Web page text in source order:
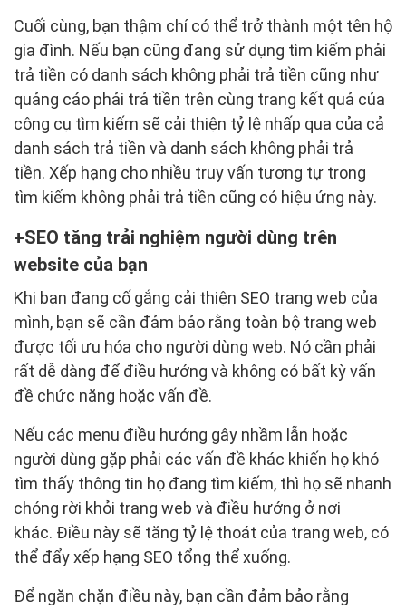
Cuối cùng, bạn thậm chí có thể trở thành một tên hộ
gia đình. Nếu bạn cũng đang sử dụng tìm kiếm phải
trả tiền có danh sách không phải trả tiền cũng như
quảng cáo phải trả tiền trên cùng trang kết quả của
công cụ tìm kiếm sẽ cải thiện tỷ lệ nhấp qua của cả
danh sách trả tiền và danh sách không phải trả
tiền. Xếp hạng cho nhiều truy vấn tương tự trong
tìm kiếm không phải trả tiền cũng có hiệu ứng này.
SEO tăng trải nghiệm người dùng trên
website của bạn
Khi bạn đang cố gắng cải thiện SEO trang web của
mình, bạn sẽ cần đảm bảo rằng toàn bộ trang web
được tối ưu hóa cho người dùng web. Nó cần phải
rất dễ dàng để điều hướng và không có bất kỳ vấn
đề chức năng hoặc vấn đề.
Nếu các menu điều hướng gây nhầm lẫn hoặc
người dùng gặp phải các vấn đề khác khiến họ khó
tìm thấy thông tin họ đang tìm kiếm, thì họ sẽ nhanh
chóng rời khỏi trang web và điều hướng ở nơi
khác. Điều này sẽ tăng tỷ lệ thoát của trang web, có
thể đẩy xếp hạng SEO tổng thể xuống.
Để ngăn chặn điều này, bạn cần đảm bảo rằng